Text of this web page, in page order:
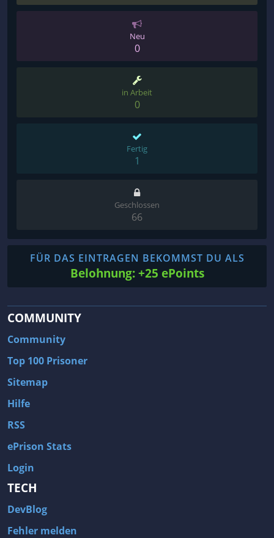
Neu
0
in Arbeit
0
Fertig
1
Geschlossen
66
FÜR DAS EINTRAGEN BEKOMMST DU ALS
Belohnung: +25 ePoints
COMMUNITY
Community
Top 100 Prisoner
Sitemap
Hilfe
RSS
ePrison Stats
Login
TECH
DevBlog
Fehler melden